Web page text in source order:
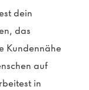
dein
das
Kundennähe
auf
in